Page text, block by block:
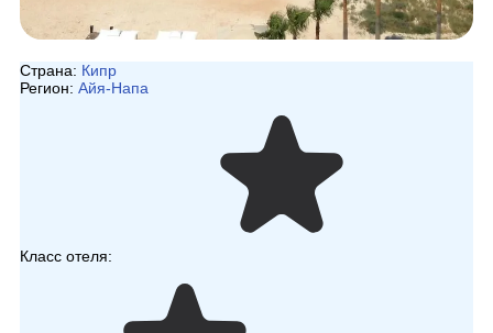
Страна: Кипр
Регион: Айя-Напа
Класс отеля: